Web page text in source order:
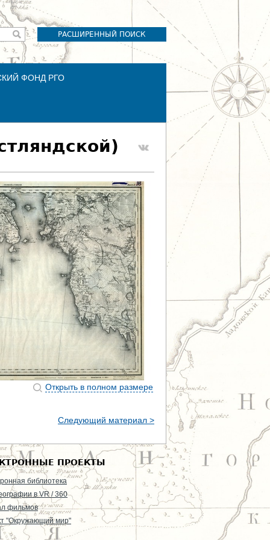
РАСШИРЕННЫЙ ПОИСК
ФОНД РГО
Открыть в полном размере
Следующий материал >
ПРОЕКТЫ
библиотека
в VR / 360
фильмов
"Окружающий мир"